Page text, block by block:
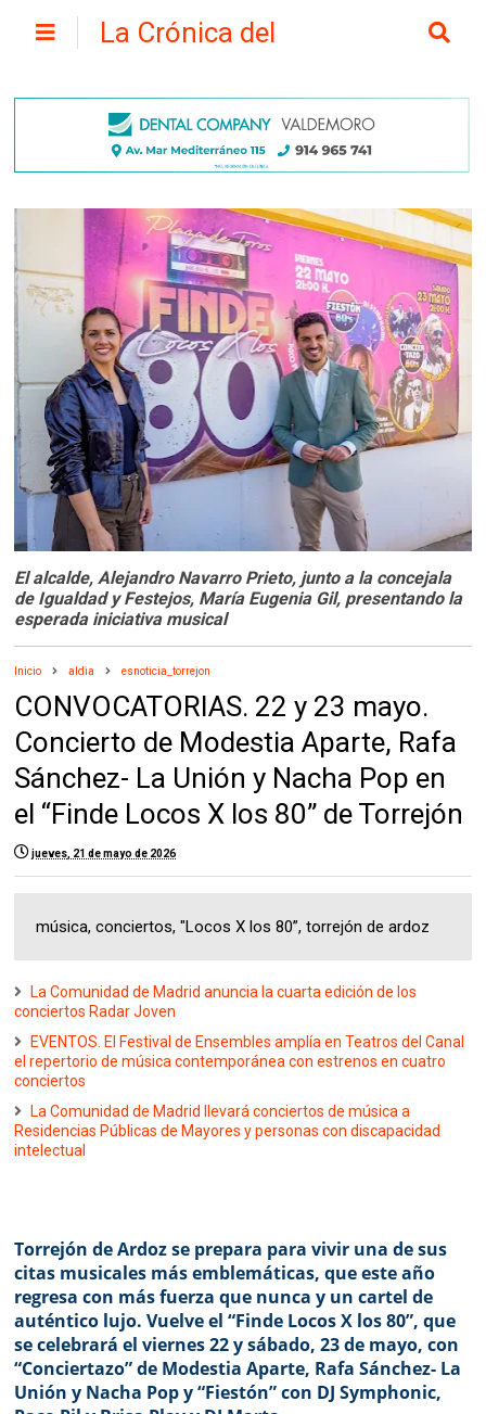
La Crónica del
El alcalde, Alejandro Navarro Prieto, junto a la concejala
de Igualdad y Festejos, María Eugenia Gil, presentando la
esperada iniciativa musical
Inicio aldia esnoticia_torrejon
CONVOCATORIAS. 22 y 23 mayo.
Concierto de Modestia Aparte, Rafa
Sánchez- La Unión y Nacha Pop en
el “Finde Locos X los 80” de Torrejón
jueves, 21 de mayo de 2026
música, conciertos, "Locos X los 80”, torrejón de ardoz
La Comunidad de Madrid anuncia la cuarta edición de los
conciertos Radar Joven
EVENTOS. El Festival de Ensembles amplía en Teatros del Canal
el repertorio de música contemporánea con estrenos en cuatro
conciertos
La Comunidad de Madrid llevará conciertos de música a
Residencias Públicas de Mayores y personas con discapacidad
intelectual
Torrejón de Ardoz se prepara para vivir una de sus
citas musicales más emblemáticas, que este año
regresa con más fuerza que nunca y un cartel de
auténtico lujo. Vuelve el “Finde Locos X los 80”, que
se celebrará el viernes 22 y sábado, 23 de mayo, con
“Conciertazo” de Modestia Aparte, Rafa Sánchez- La
Unión y Nacha Pop y “Fiestón” con DJ Symphonic,